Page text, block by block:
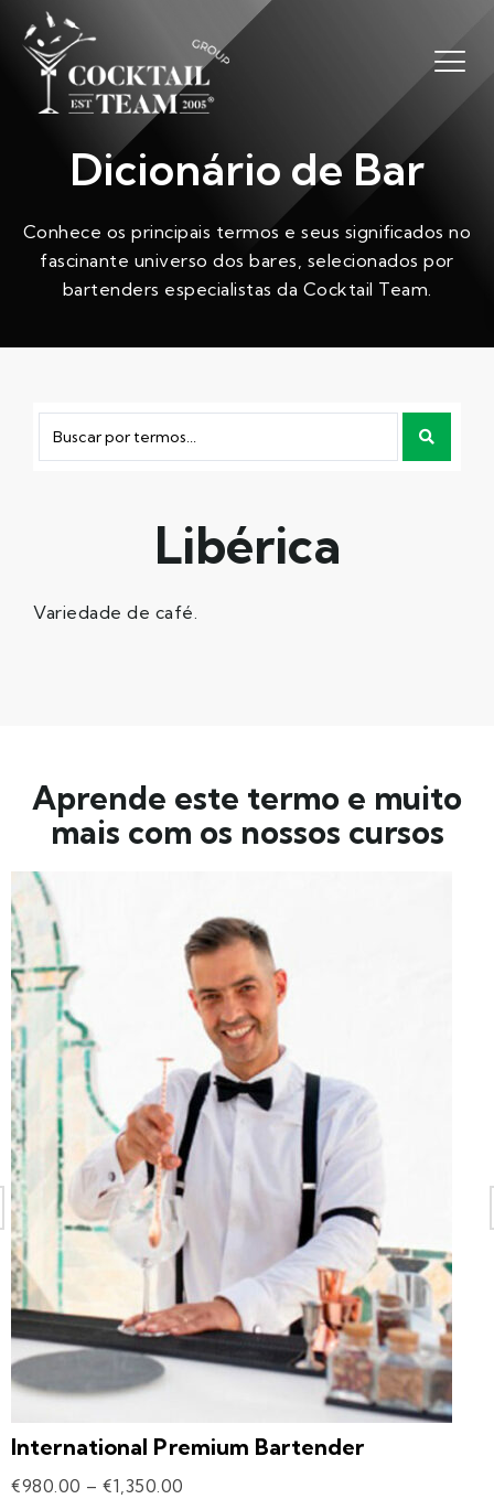
Dicionário de Bar
Conhece os principais termos e seus significados no
fascinante universo dos bares, selecionados por
bartenders especialistas da Cocktail Team.
Libérica
Variedade de café.
Aprende este termo e muito
mais com os nossos cursos
International Premium Bartender
€980.00 – €1,350.00